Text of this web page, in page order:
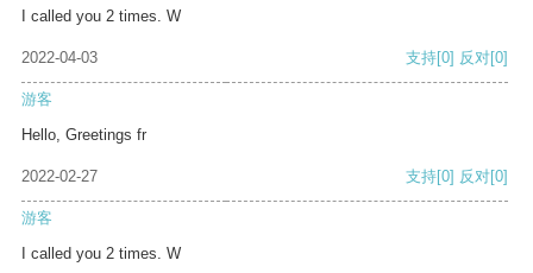
I called you 2 times. W
2022-04-03 支持[0] 反对[0]
游客
Hello, Greetings fr
2022-02-27 支持[0] 反对[0]
游客
I called you 2 times. W